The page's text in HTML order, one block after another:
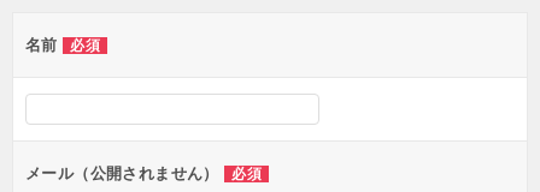
ビ
ー
名前 必須
メール（公開されません） 必須